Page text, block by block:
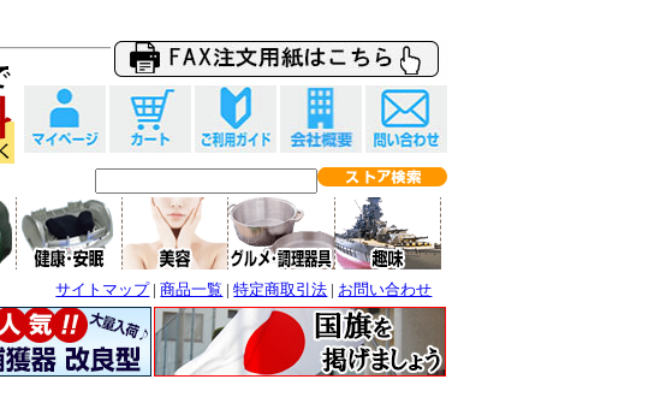
サイトマップ |商品一覧 |特定商取引法 お問い合わせ